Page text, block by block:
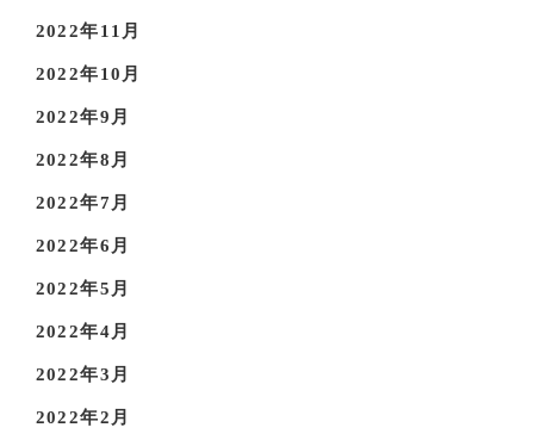
2022年11月
2022年10月
2022年9月
2022年8月
2022年7月
2022年6月
2022年5月
2022年4月
2022年3月
2022年2月